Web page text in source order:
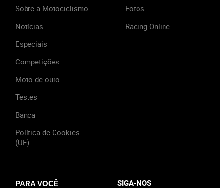
Sobre a Motociclismo
Notícias
Especiais
Competições
Moto de ouro
Testes
Banca
Política de Cookies
(UE)
Fotos
Racing Online
PARA VOCÊ SIGA-NOS